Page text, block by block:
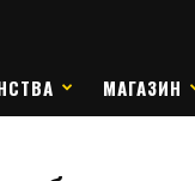
МАГАЗИН